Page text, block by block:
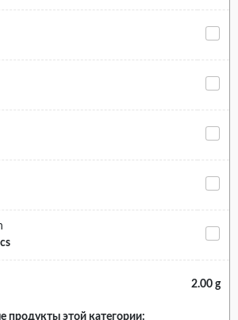
2.00 g
продукты этой категории: